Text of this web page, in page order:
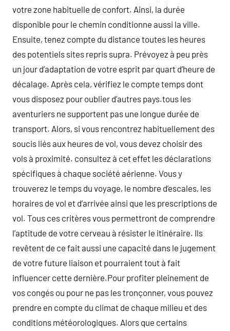
votre zone habituelle de confort. Ainsi, la durée
disponible pour le chemin conditionne aussi la ville.
Ensuite, tenez compte du distance toutes les heures
des potentiels sites repris supra. Prévoyez à peu près
un jour d’adaptation de votre esprit par quart d’heure de
décalage. Après cela, vérifiez le compte temps dont
vous disposez pour oublier d’autres pays.tous les
aventuriers ne supportent pas une longue durée de
transport. Alors, si vous rencontrez habituellement des
soucis liés aux heures de vol, vous devez choisir des
vols à proximité. consultez à cet effet les déclarations
spécifiques à chaque société aérienne. Vous y
trouverez le temps du voyage, le nombre d’escales, les
horaires de vol et d’arrivée ainsi que les prescriptions de
vol. Tous ces critères vous permettront de comprendre
l’aptitude de votre cerveau à résister le itinéraire. Ils
revêtent de ce fait aussi une capacité dans le jugement
de votre future liaison et pourraient tout à fait
influencer cette dernière.Pour profiter pleinement de
vos congés ou pour ne pas les tronçonner, vous pouvez
prendre en compte du climat de chaque milieu et des
conditions météorologiques. Alors que certains